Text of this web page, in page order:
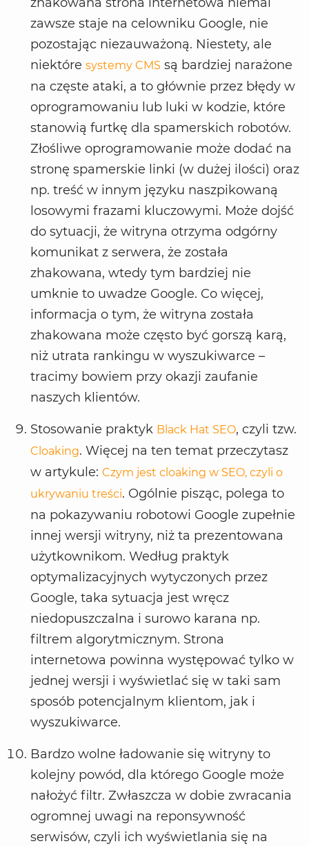
zawsze staje na celowniku Google, nie
pozostając niezauważoną. Niestety, ale
niektóre systemy CMS są bardziej narażone
na częste ataki, a to głównie przez błędy w
oprogramowaniu lub luki w kodzie, które
stanowią furtkę dla spamerskich robotów.
Złośliwe oprogramowanie może dodać na
stronę spamerskie linki (w dużej ilości) oraz
np. treść w innym języku naszpikowaną
losowymi frazami kluczowymi. Może dojść
do sytuacji, że witryna otrzyma odgórny
komunikat z serwera, że została
zhakowana, wtedy tym bardziej nie
umknie to uwadze Google. Co więcej,
informacja o tym, że witryna została
zhakowana może często być gorszą karą,
niż utrata rankingu w wyszukiwarce –
tracimy bowiem przy okazji zaufanie
naszych klientów.
Stosowanie praktyk Black Hat SEO, czyli tzw.
Cloaking. Więcej na ten temat przeczytasz
w artykule: Czym jest cloaking w SEO, czyli o
ukrywaniu treści. Ogólnie pisząc, polega to
na pokazywaniu robotowi Google zupełnie
innej wersji witryny, niż ta prezentowana
użytkownikom. Według praktyk
optymalizacyjnych wytyczonych przez
Google, taka sytuacja jest wręcz
niedopuszczalna i surowo karana np.
filtrem algorytmicznym. Strona
internetowa powinna występować tylko w
jednej wersji i wyświetlać się w taki sam
sposób potencjalnym klientom, jak i
wyszukiwarce.
Bardzo wolne ładowanie się witryny to
kolejny powód, dla którego Google może
nałożyć filtr. Zwłaszcza w dobie zwracania
ogromnej uwagi na reponsywność
serwisów, czyli ich wyświetlania się na